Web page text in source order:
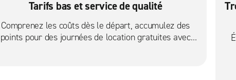
Tarifs bas et service de qualité
Comprenez les coûts dès le départ, accumulez des
points pour des journées de location gratuites avec